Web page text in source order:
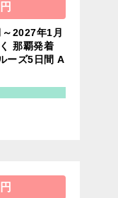
2027年1月
那覇発着
ーズ5日間 A